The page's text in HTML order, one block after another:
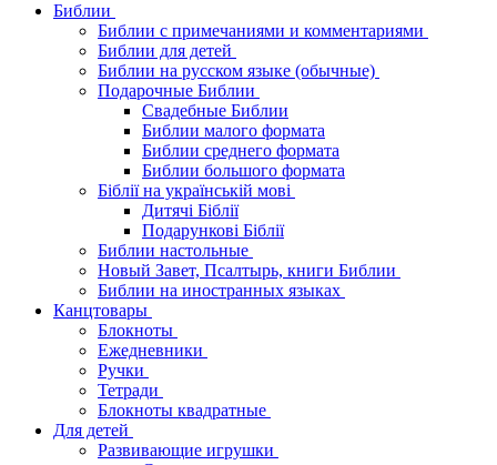
Библии
Библии с примечаниями и комментариями
Библии для детей
Библии на русском языке (обычные)
Подарочные Библии
Свадебные Библии
Библии малого формата
Библии среднего формата
Библии большого формата
Біблії на українській мові
Дитячі Біблії
Подарункові Біблії
Библии настольные
Новый Завет, Псалтырь, книги Библии
Библии на иностранных языках
Канцтовары
Блокноты
Ежедневники
Ручки
Тетради
Блокноты квадратные
Для детей
Развивающие игрушки